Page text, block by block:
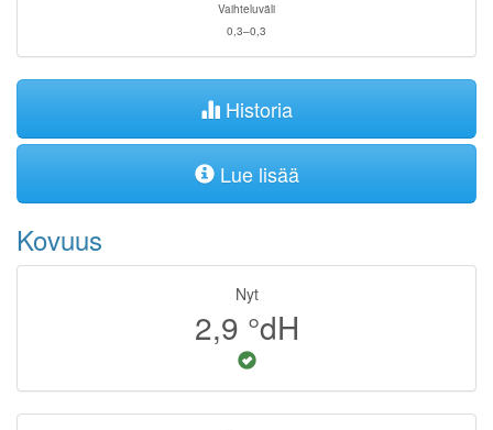
Vaihteluväli
0,3–0,3
Historia
Lue lisää
Kovuus
Nyt
2,9 °dH